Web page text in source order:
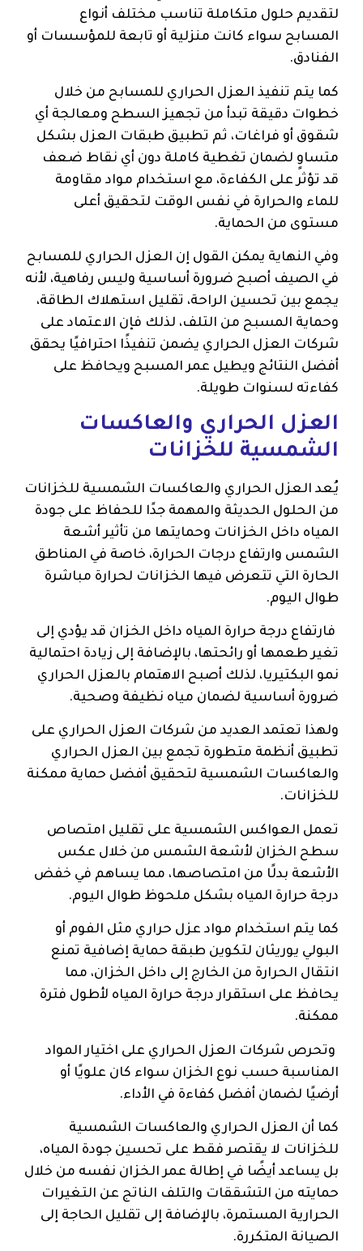
لتقديم حلول متكاملة تناسب مختلف أنواع
المسابح سواء كانت منزلية أو تابعة للمؤسسات أو
الفنادق.
كما يتم تنفيذ العزل الحراري للمسابح من خلال
خطوات دقيقة تبدأ من تجهيز السطح ومعالجة أي
شقوق أو فراغات، ثم تطبيق طبقات العزل بشكل
متساوٍ لضمان تغطية كاملة دون أي نقاط ضعف
قد تؤثر على الكفاءة، مع استخدام مواد مقاومة
للماء والحرارة في نفس الوقت لتحقيق أعلى
مستوى من الحماية.
وفي النهاية يمكن القول إن العزل الحراري للمسابح
في الصيف أصبح ضرورة أساسية وليس رفاهية، لأنه
يجمع بين تحسين الراحة، تقليل استهلاك الطاقة،
وحماية المسبح من التلف، لذلك فإن الاعتماد على
شركات العزل الحراري يضمن تنفيذًا احترافيًا يحقق
أفضل النتائج ويطيل عمر المسبح ويحافظ على
كفاءته لسنوات طويلة.
العزل الحراري والعاكسات
الشمسية للخزانات
يُعد العزل الحراري والعاكسات الشمسية للخزانات
من الحلول الحديثة والمهمة جدًا للحفاظ على جودة
المياه داخل الخزانات وحمايتها من تأثير أشعة
الشمس وارتفاع درجات الحرارة، خاصة في المناطق
الحارة التي تتعرض فيها الخزانات لحرارة مباشرة
طوال اليوم.
فارتفاع درجة حرارة المياه داخل الخزان قد يؤدي إلى
تغير طعمها أو رائحتها، بالإضافة إلى زيادة احتمالية
نمو البكتيريا، لذلك أصبح الاهتمام بالعزل الحراري
ضرورة أساسية لضمان مياه نظيفة وصحية.
ولهذا تعتمد العديد من شركات العزل الحراري على
تطبيق أنظمة متطورة تجمع بين العزل الحراري
والعاكسات الشمسية لتحقيق أفضل حماية ممكنة
للخزانات.
تعمل العواكس الشمسية على تقليل امتصاص
سطح الخزان لأشعة الشمس من خلال عكس
الأشعة بدلًا من امتصاصها، مما يساهم في خفض
درجة حرارة المياه بشكل ملحوظ طوال اليوم.
كما يتم استخدام مواد عزل حراري مثل الفوم أو
البولي يوريثان لتكوين طبقة حماية إضافية تمنع
انتقال الحرارة من الخارج إلى داخل الخزان، مما
يحافظ على استقرار درجة حرارة المياه لأطول فترة
ممكنة.
وتحرص شركات العزل الحراري على اختيار المواد
المناسبة حسب نوع الخزان سواء كان علويًا أو
أرضيًا لضمان أفضل كفاءة في الأداء.
كما أن العزل الحراري والعاكسات الشمسية
للخزانات لا يقتصر فقط على تحسين جودة المياه،
بل يساعد أيضًا في إطالة عمر الخزان نفسه من خلال
حمايته من التشققات والتلف الناتج عن التغيرات
الحرارية المستمرة، بالإضافة إلى تقليل الحاجة إلى
الصيانة المتكررة.